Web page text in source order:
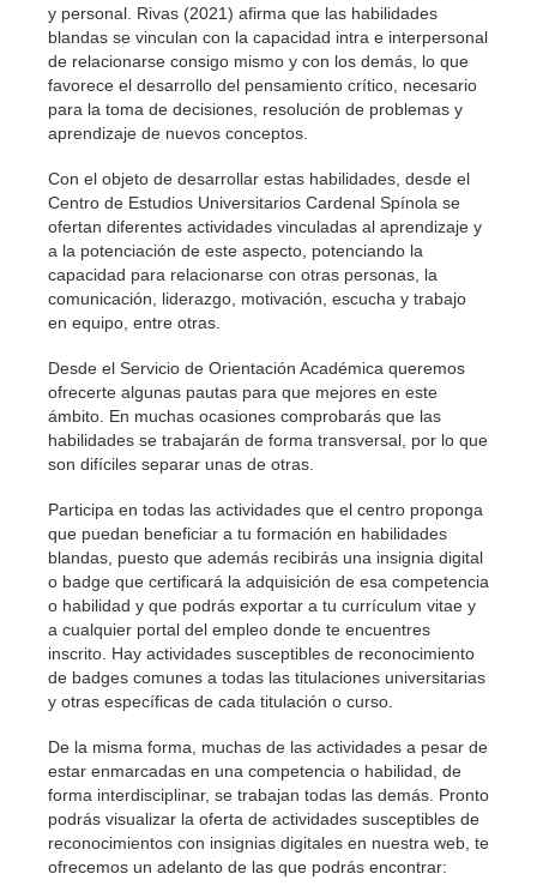
y personal. Rivas (2021) afirma que las habilidades
blandas se vinculan con la capacidad intra e interpersonal
de relacionarse consigo mismo y con los demás, lo que
favorece el desarrollo del pensamiento crítico, necesario
para la toma de decisiones, resolución de problemas y
aprendizaje de nuevos conceptos.
Con el objeto de desarrollar estas habilidades, desde el
Centro de Estudios Universitarios Cardenal Spínola se
ofertan diferentes actividades vinculadas al aprendizaje y
a la potenciación de este aspecto, potenciando la
capacidad para relacionarse con otras personas, la
comunicación, liderazgo, motivación, escucha y trabajo
en equipo, entre otras.
Desde el Servicio de Orientación Académica queremos
ofrecerte algunas pautas para que mejores en este
ámbito. En muchas ocasiones comprobarás que las
habilidades se trabajarán de forma transversal, por lo que
son difíciles separar unas de otras.
Participa en todas las actividades que el centro proponga
que puedan beneficiar a tu formación en habilidades
blandas, puesto que además recibirás una insignia digital
o badge que certificará la adquisición de esa competencia
o habilidad y que podrás exportar a tu currículum vitae y
a cualquier portal del empleo donde te encuentres
inscrito. Hay actividades susceptibles de reconocimiento
de badges comunes a todas las titulaciones universitarias
y otras específicas de cada titulación o curso.
De la misma forma, muchas de las actividades a pesar de
estar enmarcadas en una competencia o habilidad, de
forma interdisciplinar, se trabajan todas las demás. Pronto
podrás visualizar la oferta de actividades susceptibles de
reconocimientos con insignias digitales en nuestra web, te
ofrecemos un adelanto de las que podrás encontrar: